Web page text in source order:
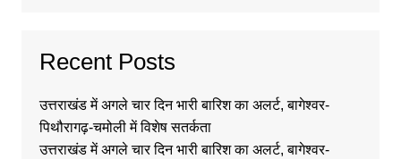
Recent Posts
उत्तराखंड में अगले चार दिन भारी बारिश का अलर्ट, बागेश्वर-
पिथौरागढ़-चमोली में विशेष सतर्कता
उत्तराखंड में अगले चार दिन भारी बारिश का अलर्ट, बागेश्वर-